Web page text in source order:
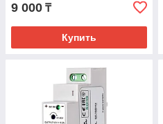
9 000 ₸
Купить